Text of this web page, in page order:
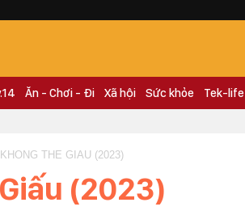
Ăn - Chơi - Đi Xã hội Sức khỏe Tek-life
THE GIAU (2023)
(2023)